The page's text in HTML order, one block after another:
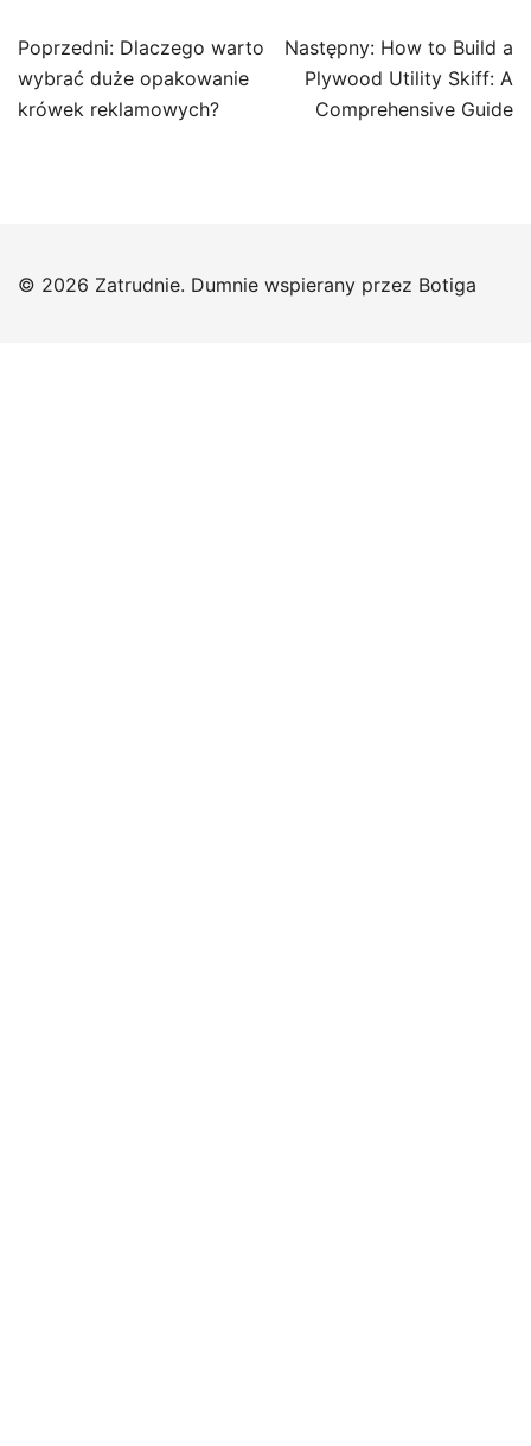
Nawigacja
wpisu
Poprzedni: Dlaczego warto
wybrać duże opakowanie
krówek reklamowych?
Następny: How to Build a
Plywood Utility Skiff: A
Comprehensive Guide
© 2026 Zatrudnie. Dumnie wspierany przez Botiga